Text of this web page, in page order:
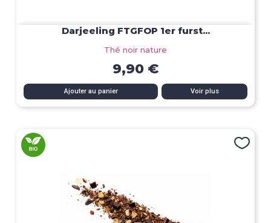
Darjeeling FTGFOP 1er furst...
Thé noir nature
9,90 €
Ajouter au panier Voir plus